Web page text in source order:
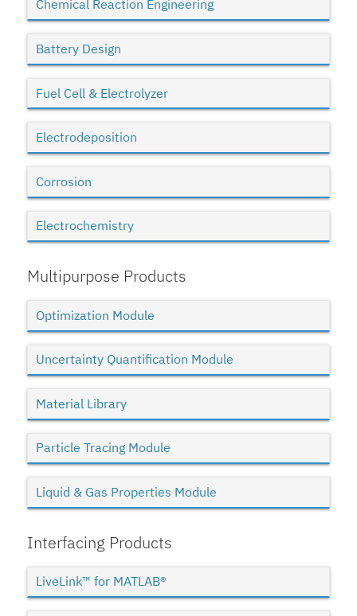
Chemical Reaction Engineering
Battery Design
Fuel Cell & Electrolyzer
Electrodeposition
Corrosion
Electrochemistry
Multipurpose Products
Optimization Module
Uncertainty Quantification Module
Material Library
Particle Tracing Module
Liquid & Gas Properties Module
Interfacing Products
LiveLink™ for MATLAB®